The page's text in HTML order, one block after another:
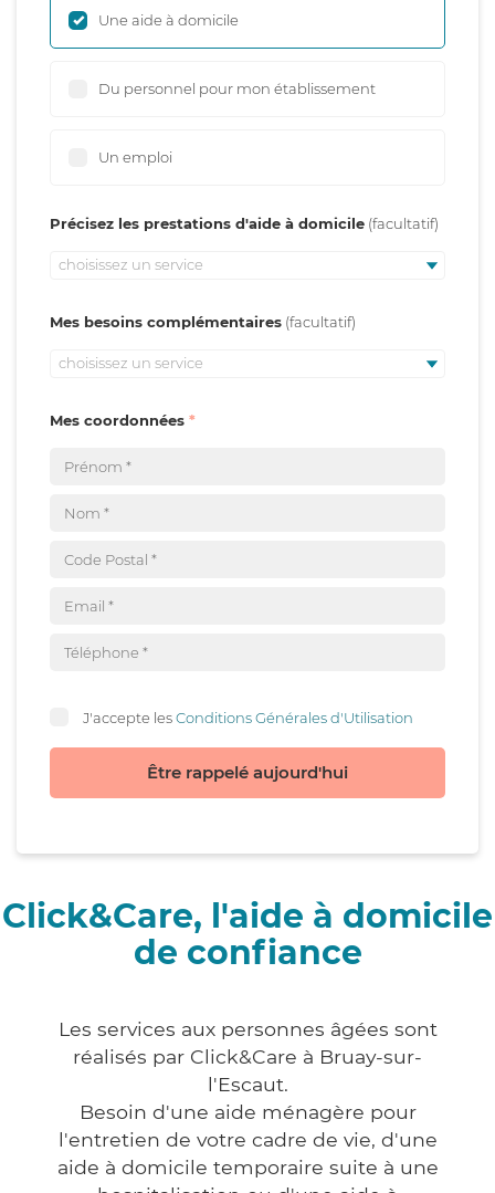
Une aide à domicile
Du personnel pour mon établissement
Un emploi
Précisez les prestations d'aide à domicile
choisissez un service
Mes besoins complémentaires
choisissez un service
Mes coordonnées
J'accepte lesConditions Générales d'Utilisation
Être rappelé aujourd'hui
Click&Care, l'aide à domicile
de confiance
Les services aux personnes âgées sont
réalisés par Click&Care à Bruay-sur-
l'Escaut.
Besoin d'une aide ménagère pour
l'entretien de votre cadre de vie, d'une
aide à domicile temporaire suite à une